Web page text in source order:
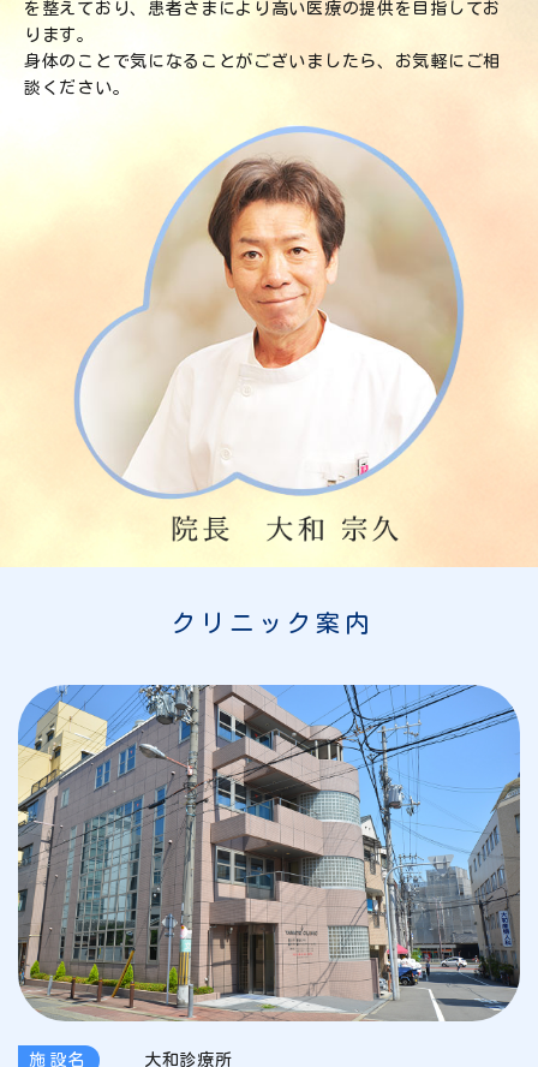
を整えており、患者さまにより高い医療の提供を目指してお
ります。
身体のことで気になることがございましたら、お気軽にご相
談ください。
クリニック案内
施設名 大和診療所